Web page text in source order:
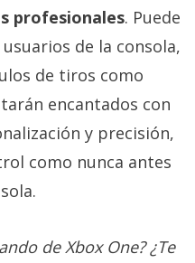
profesionales. Puede
de la consola,
de tiros como
encantados con
y precisión,
como nunca antes
de Xbox One? ¿Te